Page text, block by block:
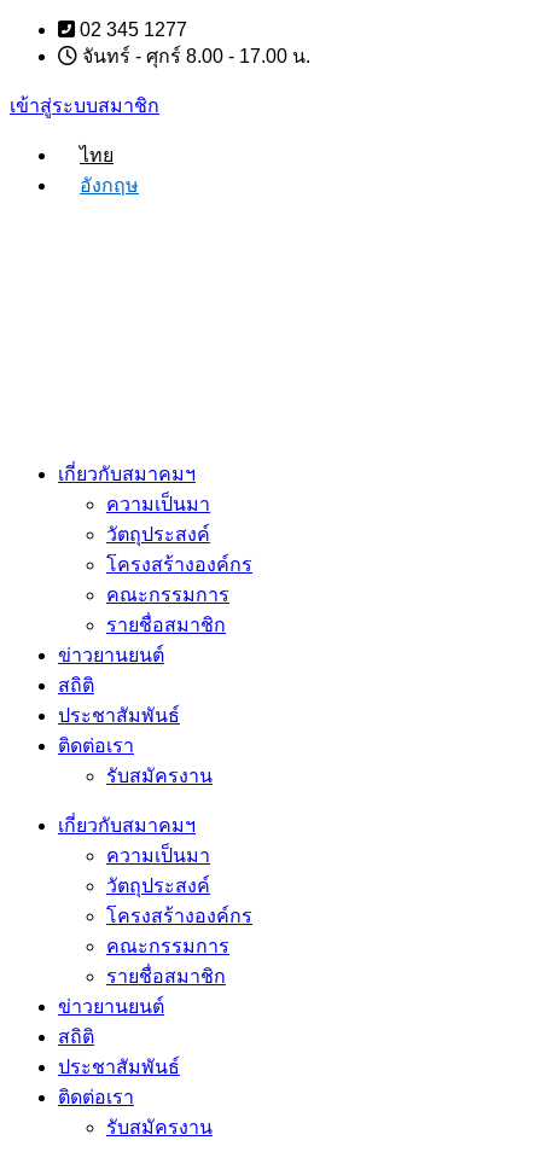
Skip
content
02 345 1277
จันทร์ - ศุกร์ 8.00 - 17.00 น.
เข้าสู่ระบบสมาชิก
ไทย
อังกฤษ
เกี่ยวกับสมาคมฯ
ความเป็นมา
วัตถุประสงค์
โครงสร้างองค์กร
คณะกรรมการ
รายชื่อสมาชิก
ข่าวยานยนต์
สถิติ
ประชาสัมพันธ์
ติดต่อเรา
รับสมัครงาน
เกี่ยวกับสมาคมฯ
ความเป็นมา
วัตถุประสงค์
โครงสร้างองค์กร
คณะกรรมการ
รายชื่อสมาชิก
ข่าวยานยนต์
สถิติ
ประชาสัมพันธ์
ติดต่อเรา
รับสมัครงาน